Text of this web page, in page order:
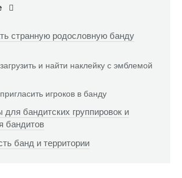
странную родословную банду
и найти наклейку с эмблемой
игроков в банду
для бандитских группировок и
бандитов
банд и территории